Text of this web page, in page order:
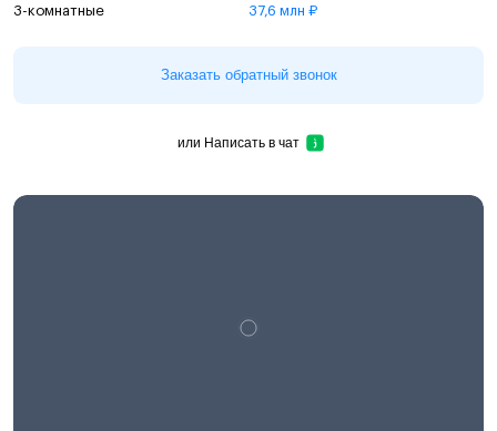
3-комнатные 37,6 млн ₽
Заказать обратный звонок
или Написать в чат